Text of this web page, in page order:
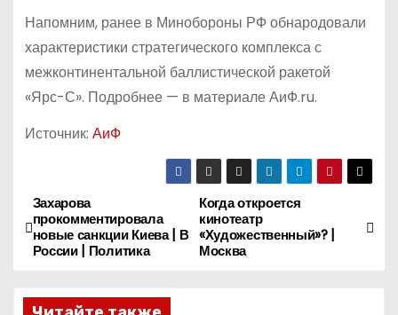
Напомним, ранее в Минобороны РФ обнародовали
характеристики стратегического комплекса с
межконтинентальной баллистической ракетой
«Ярс-С». Подробнее — в материале АиФ.ru.
Источник: АиФ
Н
а
Когда откроется
кинотеатр
«Художественный»? |
Москва
Захарова
прокомментировала
новые санкции Киева | В
России | Политика